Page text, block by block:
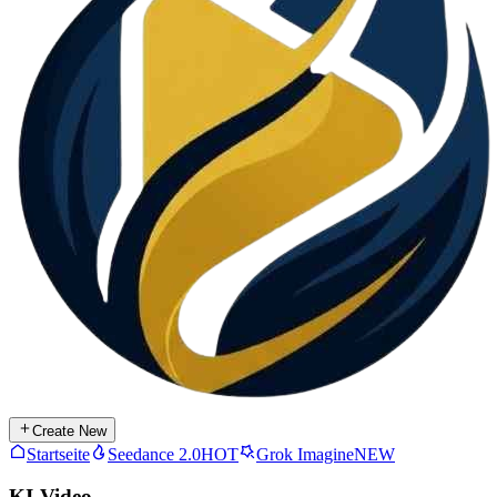
Create New
Startseite Seedance 2.0HOT Grok ImagineNEW